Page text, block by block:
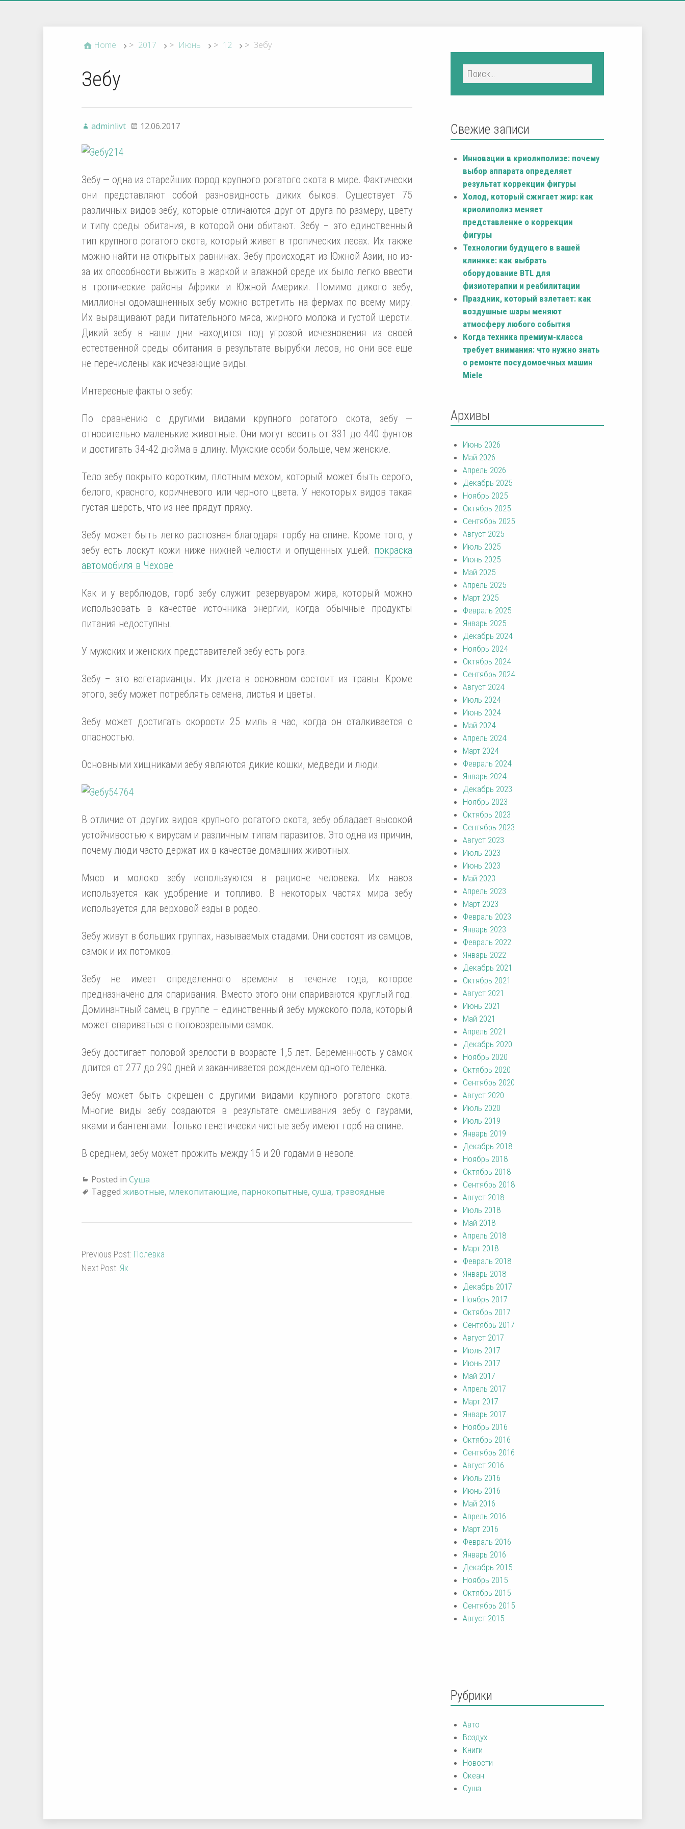
Home > 2017 > Июнь > 12 > Зебу
Зебу
adminlivt 12.06.2017
Зебу — одна из старейших пород крупного рогатого скота в мире. Фактически
они представляют собой разновидность диких быков. Существует 75
различных видов зебу, которые отличаются друг от друга по размеру, цвету
и типу среды обитания, в которой они обитают. Зебу – это единственный
тип крупного рогатого скота, который живет в тропических лесах. Их также
можно найти на открытых равнинах. Зебу происходят из Южной Азии, но из-
за их способности выжить в жаркой и влажной среде их было легко ввести
в тропические районы Африки и Южной Америки. Помимо дикого зебу,
миллионы одомашненных зебу можно встретить на фермах по всему миру.
Их выращивают ради питательного мяса, жирного молока и густой шерсти.
Дикий зебу в наши дни находится под угрозой исчезновения из своей
естественной среды обитания в результате вырубки лесов, но они все еще
не перечислены как исчезающие виды.
Интересные факты о зебу:
По сравнению с другими видами крупного рогатого скота, зебу —
относительно маленькие животные. Они могут весить от 331 до 440 фунтов
и достигать 34-42 дюйма в длину. Мужские особи больше, чем женские.
Тело зебу покрыто коротким, плотным мехом, который может быть серого,
белого, красного, коричневого или черного цвета. У некоторых видов такая
густая шерсть, что из нее прядут пряжу.
Зебу может быть легко распознан благодаря горбу на спине. Кроме того, у
зебу есть лоскут кожи ниже нижней челюсти и опущенных ушей. покраска
автомобиля в Чехове
Как и у верблюдов, горб зебу служит резервуаром жира, который можно
использовать в качестве источника энергии, когда обычные продукты
питания недоступны.
У мужских и женских представителей зебу есть рога.
Зебу – это вегетарианцы. Их диета в основном состоит из травы. Кроме
этого, зебу может потреблять семена, листья и цветы.
Зебу может достигать скорости 25 миль в час, когда он сталкивается с
опасностью.
Основными хищниками зебу являются дикие кошки, медведи и люди.
В отличие от других видов крупного рогатого скота, зебу обладает высокой
устойчивостью к вирусам и различным типам паразитов. Это одна из причин,
почему люди часто держат их в качестве домашних животных.
Мясо и молоко зебу используются в рационе человека. Их навоз
используется как удобрение и топливо. В некоторых частях мира зебу
используется для верховой езды в родео.
Зебу живут в больших группах, называемых стадами. Они состоят из самцов,
самок и их потомков.
Зебу не имеет определенного времени в течение года, которое
предназначено для спаривания. Вместо этого они спариваются круглый год.
Доминантный самец в группе – единственный зебу мужского пола, который
может спариваться с половозрелыми самок.
Зебу достигает половой зрелости в возрасте 1,5 лет. Беременность у самок
длится от 277 до 290 дней и заканчивается рождением одного теленка.
Зебу может быть скрещен с другими видами крупного рогатого скота.
Многие виды зебу создаются в результате смешивания зебу с гаурами,
яками и бантенгами. Только генетически чистые зебу имеют горб на спине.
В среднем, зебу может прожить между 15 и 20 годами в неволе.
Posted in Суша
Tagged животные, млекопитающие, парнокопытные, суша, травоядные
Previous Post: Полевка
Next Post: Як
Свежие записи
Инновации в криолиполизе: почему
выбор аппарата определяет
результат коррекции фигуры
Холод, который сжигает жир: как
криолиполиз меняет
представление о коррекции
фигуры
Технологии будущего в вашей
клинике: как выбрать
оборудование BTL для
физиотерапии и реабилитации
Праздник, который взлетает: как
воздушные шары меняют
атмосферу любого события
Когда техника премиум-класса
требует внимания: что нужно знать
о ремонте посудомоечных машин
Miele
Архивы
Июнь 2026
Май 2026
Апрель 2026
Декабрь 2025
Ноябрь 2025
Октябрь 2025
Сентябрь 2025
Август 2025
Июль 2025
Июнь 2025
Май 2025
Апрель 2025
Март 2025
Февраль 2025
Январь 2025
Декабрь 2024
Ноябрь 2024
Октябрь 2024
Сентябрь 2024
Август 2024
Июль 2024
Июнь 2024
Май 2024
Апрель 2024
Март 2024
Февраль 2024
Январь 2024
Декабрь 2023
Ноябрь 2023
Октябрь 2023
Сентябрь 2023
Август 2023
Июль 2023
Июнь 2023
Май 2023
Апрель 2023
Март 2023
Февраль 2023
Январь 2023
Февраль 2022
Январь 2022
Декабрь 2021
Октябрь 2021
Август 2021
Июнь 2021
Май 2021
Апрель 2021
Декабрь 2020
Ноябрь 2020
Октябрь 2020
Сентябрь 2020
Август 2020
Июль 2020
Июль 2019
Январь 2019
Декабрь 2018
Ноябрь 2018
Октябрь 2018
Сентябрь 2018
Август 2018
Июль 2018
Май 2018
Апрель 2018
Март 2018
Февраль 2018
Январь 2018
Декабрь 2017
Ноябрь 2017
Октябрь 2017
Сентябрь 2017
Август 2017
Июль 2017
Июнь 2017
Май 2017
Апрель 2017
Март 2017
Январь 2017
Ноябрь 2016
Октябрь 2016
Сентябрь 2016
Август 2016
Июль 2016
Июнь 2016
Май 2016
Апрель 2016
Март 2016
Февраль 2016
Январь 2016
Декабрь 2015
Ноябрь 2015
Октябрь 2015
Сентябрь 2015
Август 2015
Рубрики
Авто
Воздух
Книги
Новости
Океан
Суша